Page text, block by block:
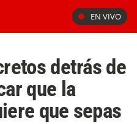
EN VIVO
detrás de
que la
que sepas